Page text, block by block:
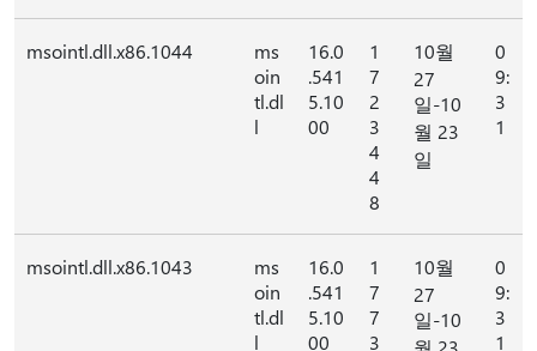
msointl.dll.x86.1044
ms
oin
tl.dl
l
16.0
.541
5.10
00
1
7
2
3
4
4
8
10월
27
일-10
월 23
일
0
9:
3
1
msointl.dll.x86.1043
ms
oin
tl.dl
l
16.0
.541
5.10
00
1
7
7
3
10월
27
일-10
0
9:
3
1